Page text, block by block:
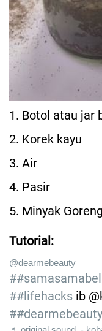
1. Botol atau jar
2. Korek kayu
3. Air
4. Pasir
5. Minyak Goreng
Tutorial:
@dearmebeauty
##lifehacks ib
##dearmebeauty